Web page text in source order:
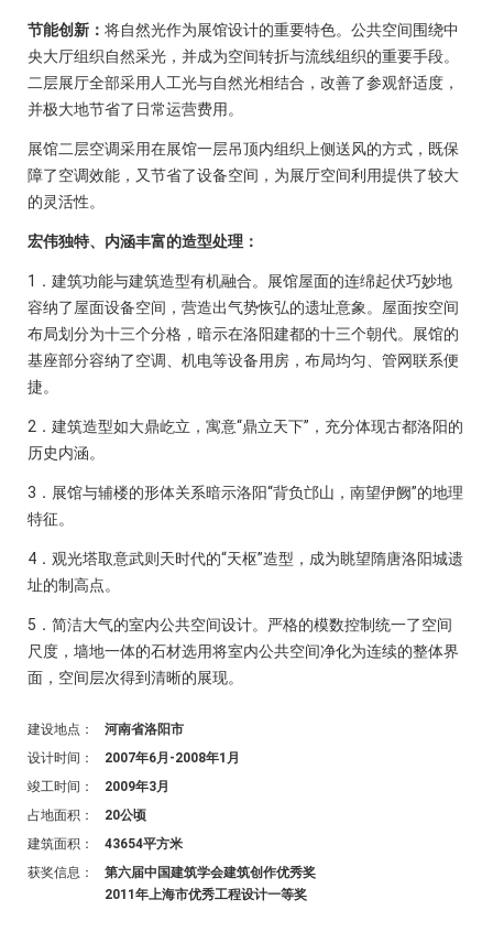
节能创新： 将自然光作为展馆设计的重要特色。公共空间围绕中
央大厅组织自然采光，并成为空间转折与流线组织的重要手段。
二层展厅全部采用人工光与自然光相结合，改善了参观舒适度，
并极大地节省了日常运营费用。
展馆二层空调采用在展馆一层吊顶内组织上侧送风的方式，既保
障了空调效能，又节省了设备空间，为展厅空间利用提供了较大
的灵活性。
宏伟独特、内涵丰富的造型处理：
1．建筑功能与建筑造型有机融合。展馆屋面的连绵起伏巧妙地
容纳了屋面设备空间，营造出气势恢弘的遗址意象。屋面按空间
布局划分为十三个分格，暗示在洛阳建都的十三个朝代。展馆的
基座部分容纳了空调、机电等设备用房，布局均匀、管网联系便
捷。
2．建筑造型如大鼎屹立，寓意“鼎立天下”，充分体现古都洛阳的
历史内涵。
3．展馆与辅楼的形体关系暗示洛阳“背负邙山，南望伊阙”的地理
特征。
4．观光塔取意武则天时代的“天枢”造型，成为眺望隋唐洛阳城遗
址的制高点。
5．简洁大气的室内公共空间设计。严格的模数控制统一了空间
尺度，墙地一体的石材选用将室内公共空间净化为连续的整体界
面，空间层次得到清晰的展现。
建设地点：
河南省洛阳市
设计时间：
2007年6月-2008年1月
竣工时间：
2009年3月
占地面积：
20公顷
建筑面积：
43654平方米
获奖信息：
第六届中国建筑学会建筑创作优秀奖
2011年上海市优秀工程设计一等奖